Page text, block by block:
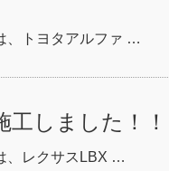
、トヨタアルファ …
しました！！
、レクサスLBX …